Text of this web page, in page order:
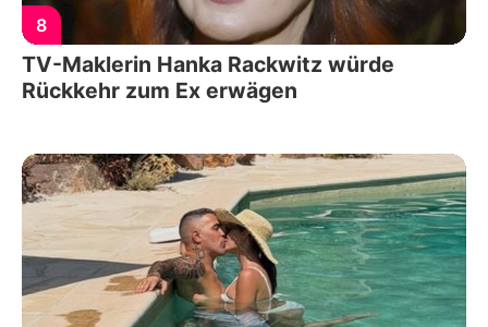
8
TV-Maklerin Hanka Rackwitz würde
Rückkehr zum Ex erwägen